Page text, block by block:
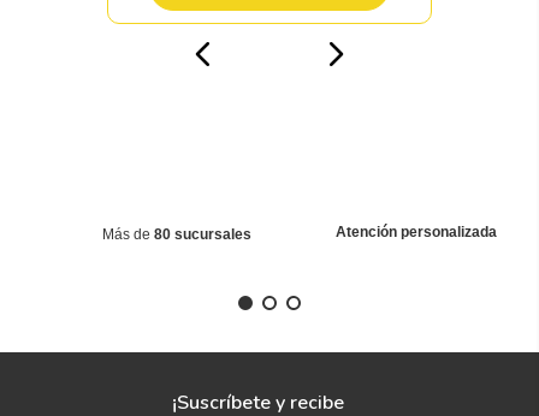
Más de 80 sucursales Atención personalizada
¡Suscríbete y recibe